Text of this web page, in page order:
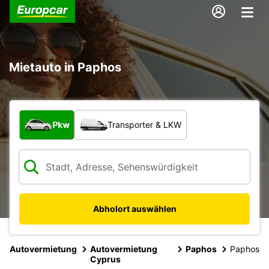
Mietauto in Paphos
Welche Art von Fahrzeug?
Pkw Transporter & LKW
Abholort auswählen
Autovermietung
Autovermietung
Cyprus
Paphos Paphos